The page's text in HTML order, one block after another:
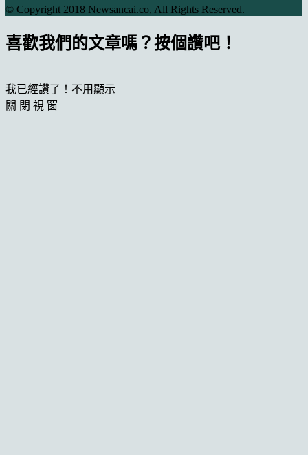
© Copyright 2018 Newsancai.co, All Rights Reserved.
喜歡我們的文章嗎？按個讚吧！
我已經讚了！不用顯示
關 閉 視 窗